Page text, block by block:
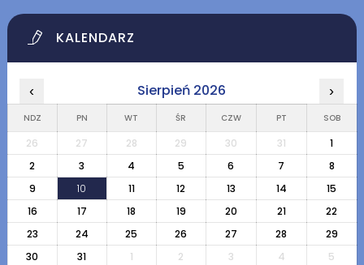
KALENDARZ
‹ Sierpień 2026 ›
NDZ PN WT ŚR CZW PT SOB
26 27 28 29 30 31
1
2
3 4 5 6 7
8
9
10 11 12 13 14
15
16
17 18 19 20 21
22
23
24 25 26 27 28
29
30
31 1 2 3 4 5